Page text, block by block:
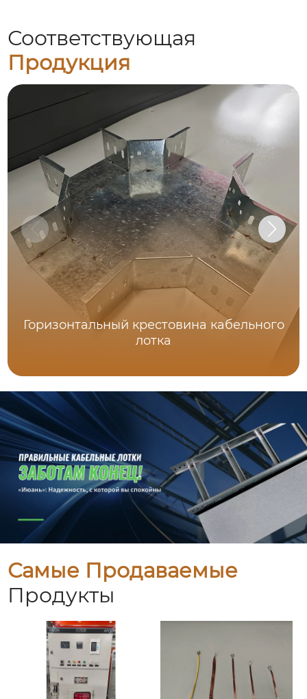
Соответствующая
Продукция
Горизонтальный крестовина кабельного
лотка
Самые Продаваемые
Продукты